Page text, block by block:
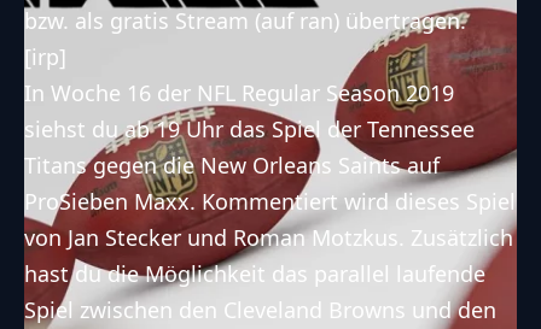
bzw. als gratis Stream (auf ran) übertragen.
[irp]
In Woche 16 der NFL Regular Season 2019
siehst du ab 19 Uhr das Spiel derTennessee
Titansgegen dieNew Orleans Saintsauf
ProSieben Maxx. Kommentiert wird dieses Spiel
von Jan Stecker und Roman Motzkus. Zusätzlich
hast du die Möglichkeit das parallel laufende
Spiel zwischen den Cleveland Browns und den